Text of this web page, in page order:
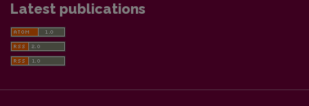
Latest publications